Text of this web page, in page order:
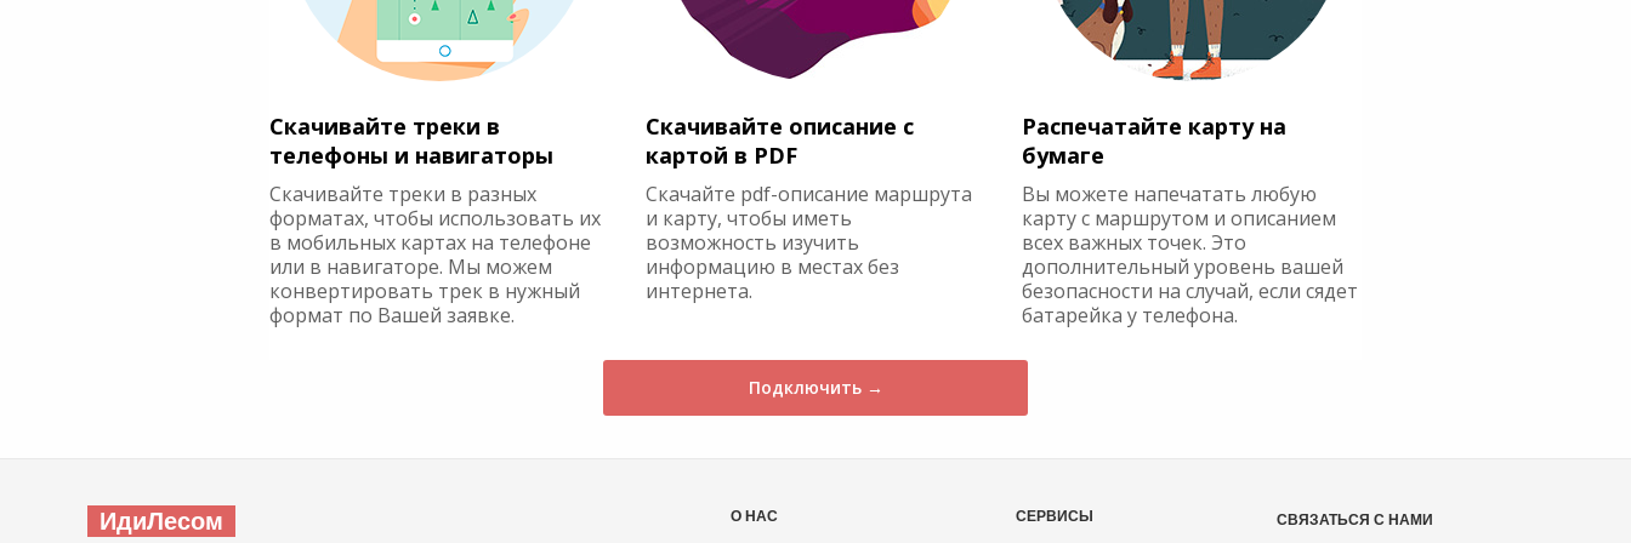
Скачивайте треки в
телефоны и навигаторы
Скачивайте треки в разных
форматах, чтобы использовать их
в мобильных картах на телефоне
или в навигаторе. Мы можем
конвертировать трек в нужный
формат по Вашей заявке.
Скачивайте описание с
картой в PDF
Скачайте pdf-описание маршрута
и карту, чтобы иметь
возможность изучить
информацию в местах без
интернета.
Распечатайте карту на
бумаге
Вы можете напечатать любую
карту с маршрутом и описанием
всех важных точек. Это
дополнительный уровень вашей
безопасности на случай, если сядет
батарейка у телефона.
Подключить →
ИдиЛесом
О НАС СЕРВИСЫ СВЯЗАТЬСЯ С НАМИ